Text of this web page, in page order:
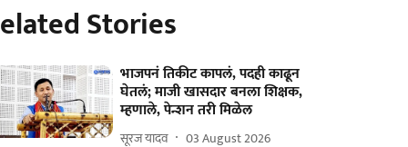
Stories
भाजपनं तिकीट कापलं, पदही काढून
घेतलं; माजी खासदार बनला शिक्षक,
म्हणाले, पेन्शन तरी मिळेल
सूरज यादव 03 August 2026